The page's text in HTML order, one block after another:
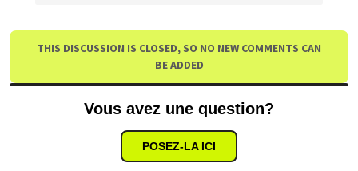
THIS DISCUSSION IS CLOSED, SO NO NEW COMMENTS CAN
BE ADDED
Vous avez une question?
POSEZ-LA ICI